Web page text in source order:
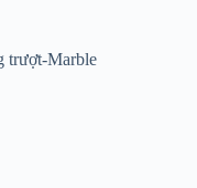
trượt-Marble